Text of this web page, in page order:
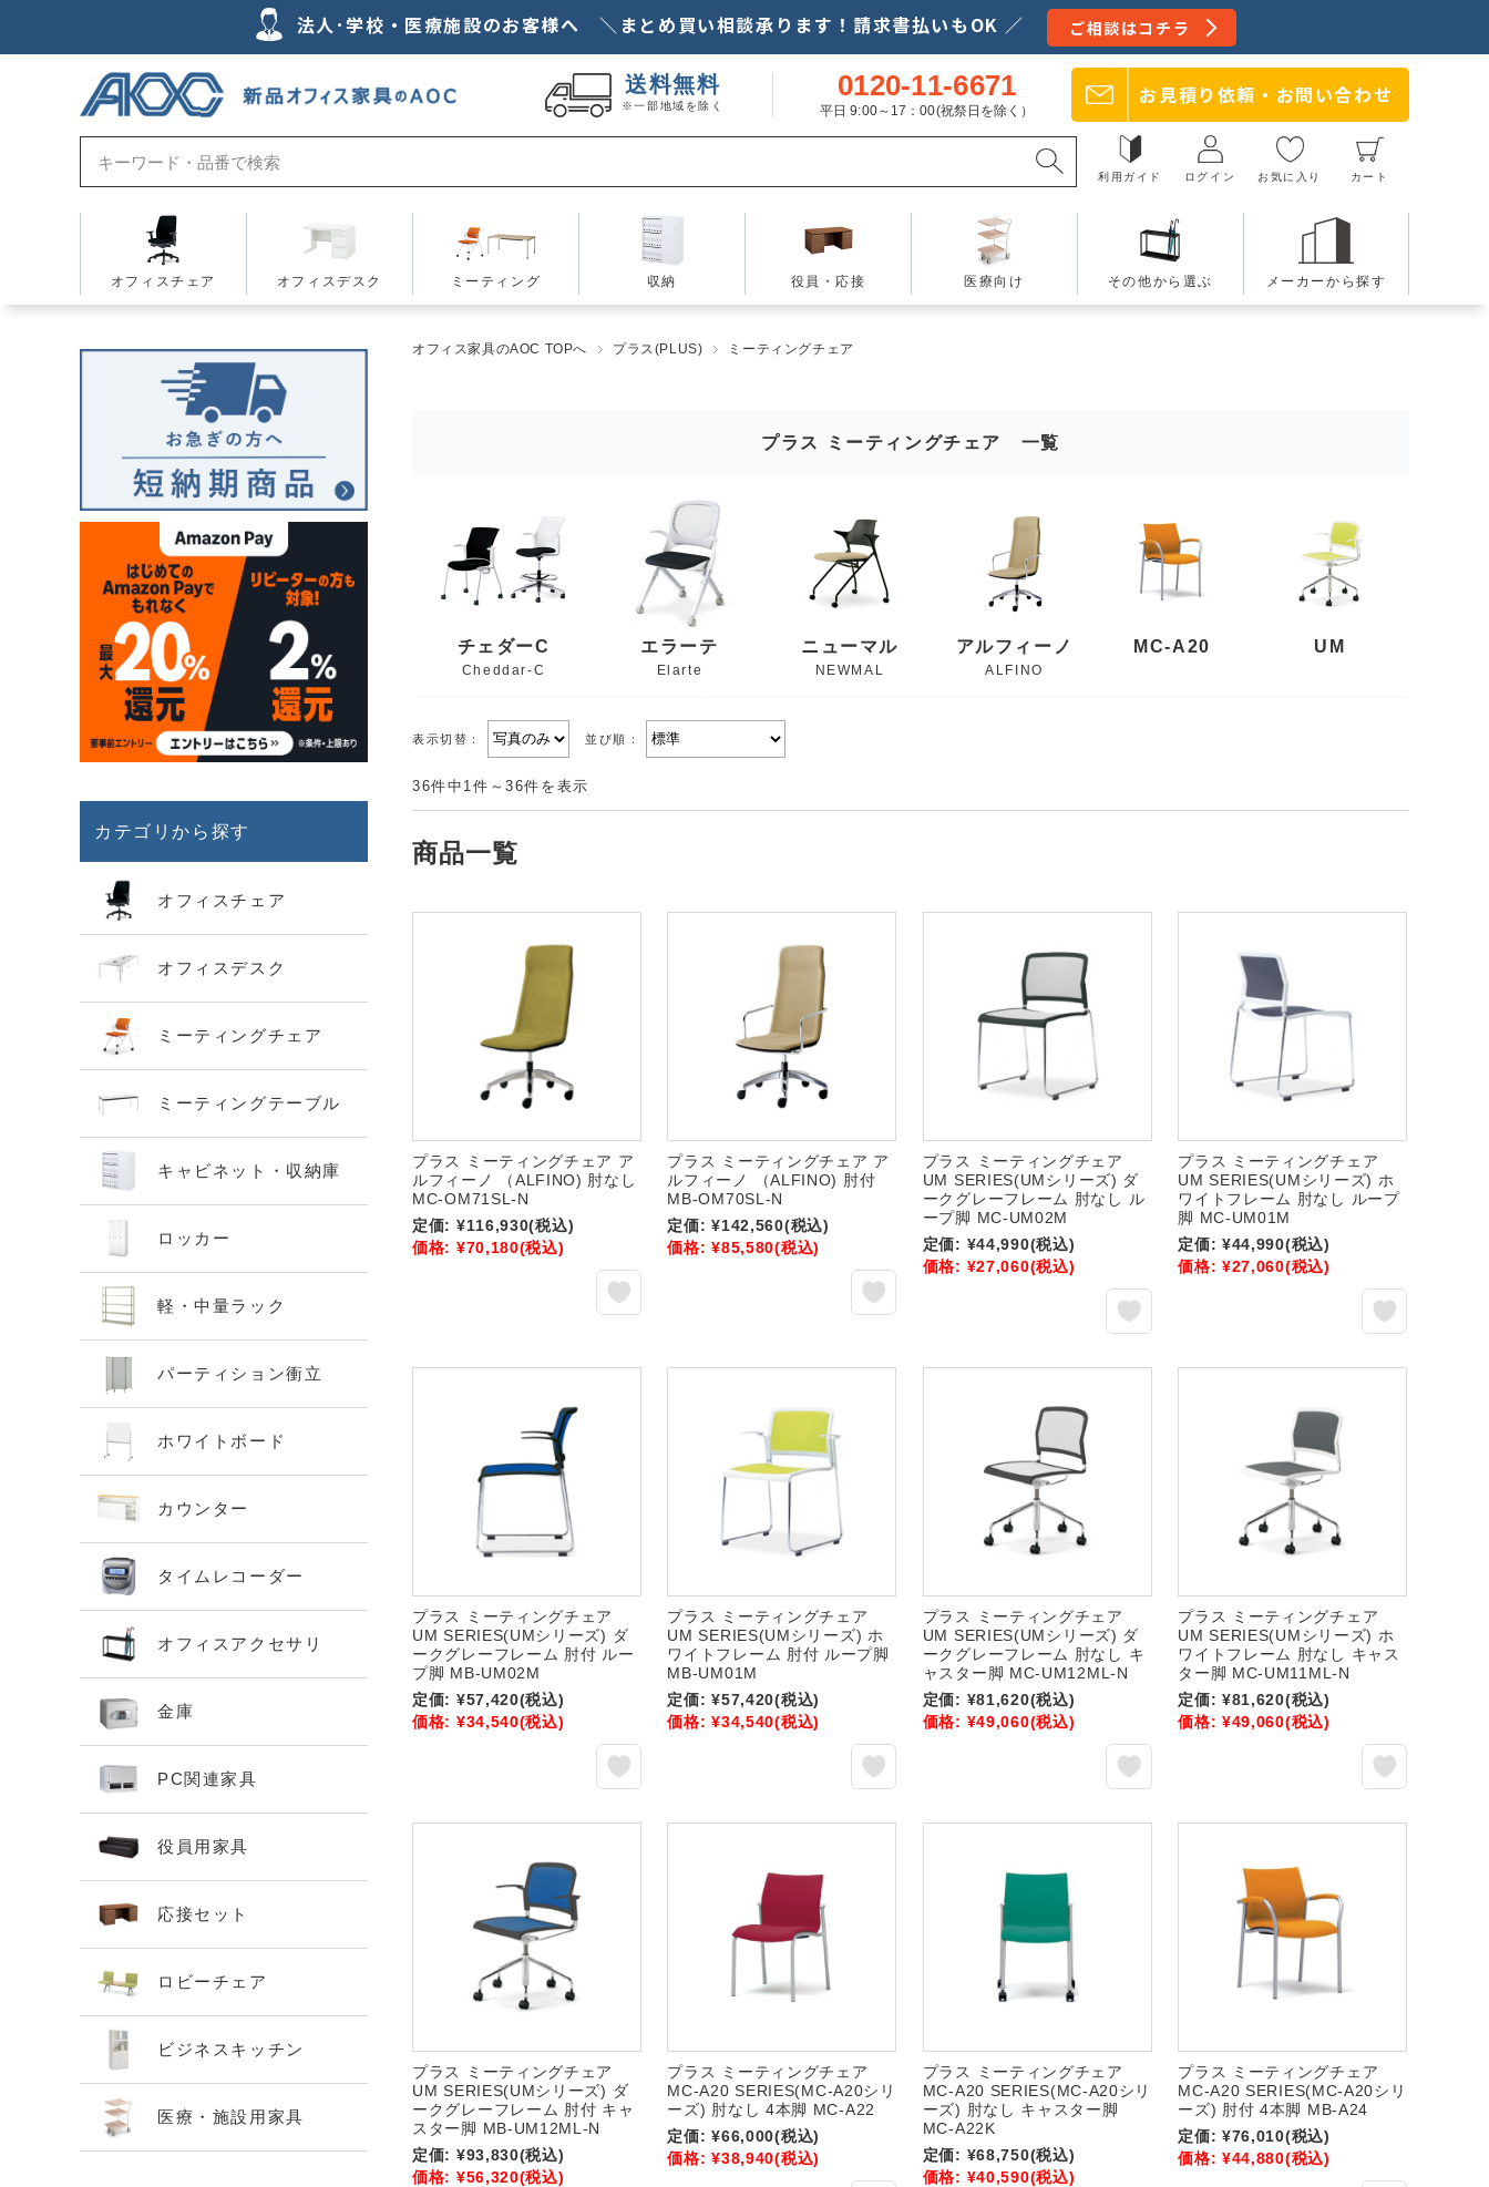
法人･学校・医療施設のお客様へ ＼まとめ買い相談承ります！請求書払いもOK ／ ご相談はコチラ
送料無料
※一部地域を除く
0120-11-6671
平日 9:00～17：00(祝祭日を除く）
お見積り依頼・ お問い合わせ
利用ガイド ログイン お気に入り カート
オフィスチェア オフィスデスク ミーティング 収納 役員・応接 医療向け その他から選ぶ メーカーから探す
オフィス家具のAOC TOPへ プラス(PLUS) ミーティングチェア
プラス ミーティングチェア 一覧
チェダーC
Cheddar-C
エラーテ
Elarte
ニューマル
NEWMAL
アルフィーノ
ALFINO
MC-A20 UM
表示切替： 並び順：
36件中1件～36件を表示
商品一覧
プラス ミーティングチェア ア
ルフィーノ （ALFINO) 肘なし
MC-OM71SL-N
定価: ¥116,930(税込)
価格: ¥70,180(税込)
プラス ミーティングチェア ア
ルフィーノ （ALFINO) 肘付
MB-OM70SL-N
定価: ¥142,560(税込)
価格: ¥85,580(税込)
プラス ミーティングチェア
UM SERIES(UMシリーズ) ダ
ークグレーフレーム 肘なし ル
ープ脚 MC-UM02M
定価: ¥44,990(税込)
価格: ¥27,060(税込)
プラス ミーティングチェア
UM SERIES(UMシリーズ) ホ
ワイトフレーム 肘なし ループ
脚 MC-UM01M
定価: ¥44,990(税込)
価格: ¥27,060(税込)
プラス ミーティングチェア
UM SERIES(UMシリーズ) ダ
ークグレーフレーム 肘付 ルー
プ脚 MB-UM02M
定価: ¥57,420(税込)
価格: ¥34,540(税込)
プラス ミーティングチェア
UM SERIES(UMシリーズ) ホ
ワイトフレーム 肘付 ループ脚
MB-UM01M
定価: ¥57,420(税込)
価格: ¥34,540(税込)
プラス ミーティングチェア
UM SERIES(UMシリーズ) ダ
ークグレーフレーム 肘なし キ
ャスター脚 MC-UM12ML-N
定価: ¥81,620(税込)
価格: ¥49,060(税込)
プラス ミーティングチェア
UM SERIES(UMシリーズ) ホ
ワイトフレーム 肘なし キャス
ター脚 MC-UM11ML-N
定価: ¥81,620(税込)
価格: ¥49,060(税込)
プラス ミーティングチェア
UM SERIES(UMシリーズ) ダ
ークグレーフレーム 肘付 キャ
スター脚 MB-UM12ML-N
定価: ¥93,830(税込)
価格: ¥56,320(税込)
プラス ミーティングチェア
MC-A20 SERIES(MC-A20シリ
ーズ) 肘なし 4本脚 MC-A22
定価: ¥66,000(税込)
価格: ¥38,940(税込)
プラス ミーティングチェア
MC-A20 SERIES(MC-A20シリ
ーズ) 肘なし キャスター脚
MC-A22K
定価: ¥68,750(税込)
価格: ¥40,590(税込)
プラス ミーティングチェア
MC-A20 SERIES(MC-A20シリ
ーズ) 肘付 4本脚 MB-A24
定価: ¥76,010(税込)
価格: ¥44,880(税込)
カテゴリから探す
オフィスチェア
オフィスデスク
ミーティングチェア
ミーティングテーブル
キャビネット・収納庫
ロッカー
軽・中量ラック
パーティション衝立
ホワイトボード
カウンター
タイムレコーダー
オフィスアクセサリ
金庫
PC関連家具
役員用家具
応接セット
ロビーチェア
ビジネスキッチン
医療・施設用家具